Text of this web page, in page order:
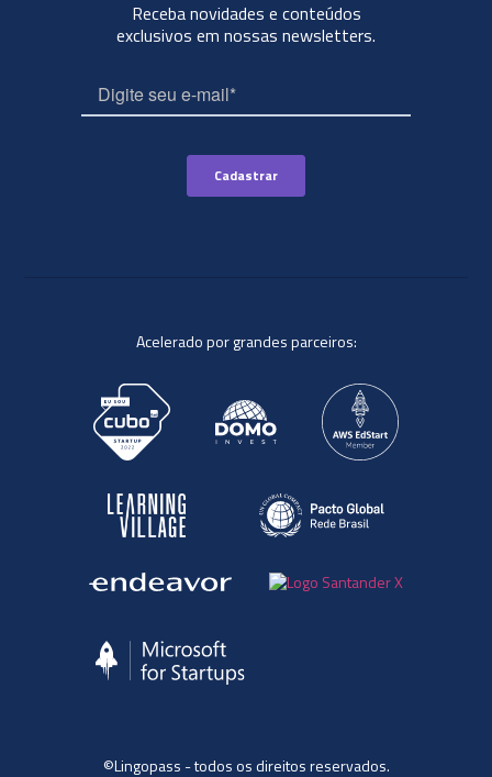
Receba novidades e conteúdos
exclusivos em nossas newsletters.
Acelerado por grandes parceiros:
©Lingopass - todos os direitos reservados.